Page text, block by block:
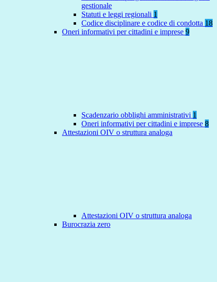
gestionale
Statuti e leggi regionali 1
Codice disciplinare e codice di condotta 18
Oneri informativi per cittadini e imprese 9
Scadenzario obblighi amministrativi 1
Oneri informativi per cittadini e imprese 8
Attestazioni OIV o struttura analoga
Attestazioni OIV o struttura analoga
Burocrazia zero